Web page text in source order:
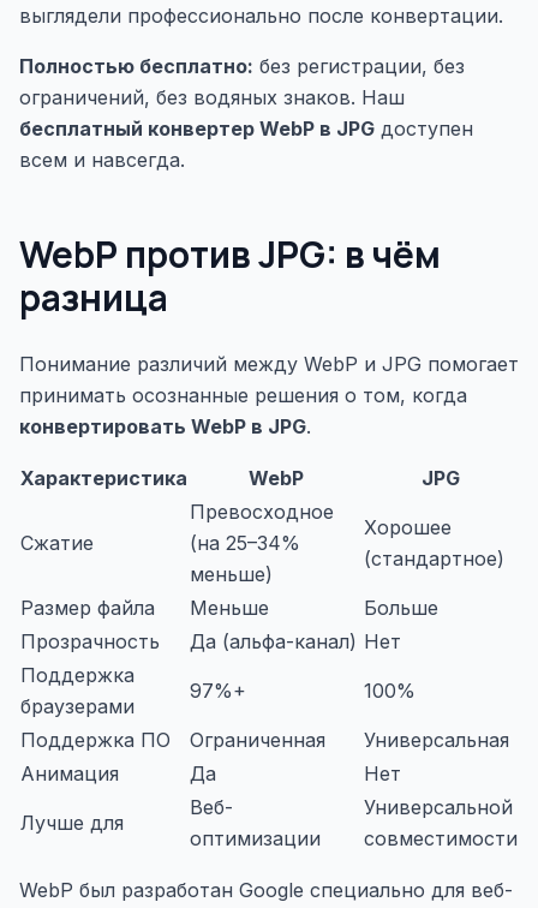
выглядели профессионально после конвертации.
Полностью бесплатно: без регистрации, без
ограничений, без водяных знаков. Наш
бесплатный конвертер WebP в JPG доступен
всем и навсегда.
WebP против JPG: в чём
разница
Понимание различий между WebP и JPG помогает
принимать осознанные решения о том, когда
конвертировать WebP в JPG.
Характеристика WebP JPG
Сжатие
Превосходное
(на 25–34%
меньше)
Хорошее
(стандартное)
Размер файла Меньше
Больше
Прозрачность
Да (альфа-канал) Нет
Поддержка
браузерами
97%+ 100%
Поддержка ПО Ограниченная
Универсальная
Анимация
Да Нет
Лучше для
Веб-
оптимизации
Универсальной
совместимости
WebP был разработан Google специально для веб-